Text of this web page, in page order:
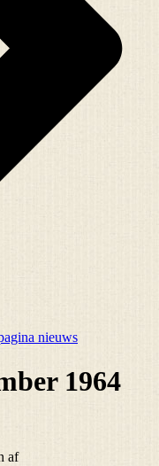
nieuws
1964
af